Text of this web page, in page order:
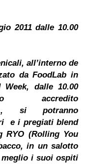
2011 dalle 10.00
all’interno de
da FoodLab in
dalle 10.00
accredito
potranno
e i pregiati blend
RYO (Rolling You
in un salotto
i suoi ospiti